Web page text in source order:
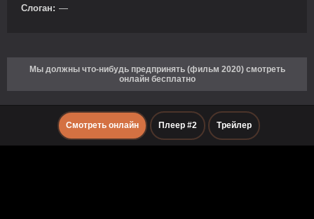
Слоган: —
Мы должны что-нибудь предпринять (фильм 2020) смотреть
онлайн бесплатно
Смотреть онлайн Плеер #2 Трейлер